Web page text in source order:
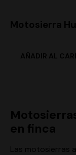
Motosierra
en finca
Las motosierras